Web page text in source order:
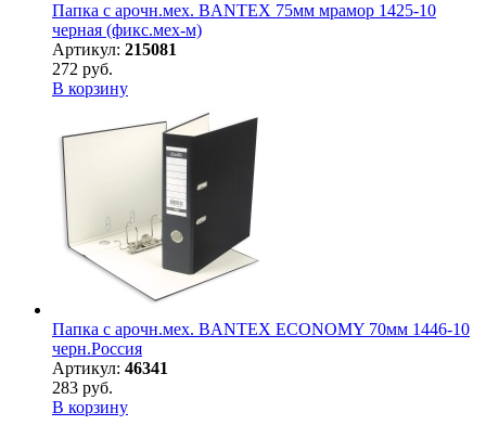
Папка с арочн.мех. BANTEX 75мм мрамор 1425-10
черная (фикс.мех-м)
Артикул: 215081
272 руб.
В корзину
Папка с арочн.мех. BANTEX ECONOMY 70мм 1446-10
черн.Россия
Артикул: 46341
283 руб.
В корзину